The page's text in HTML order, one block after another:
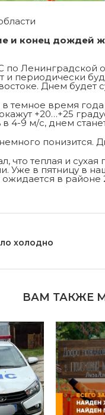
и конец дождей
Ленинградской
и периодически
Днем будет
темное время
+20…+25
4-9 м/с, днем
понизится.
что теплая и
Уже в пятницу в
ожидается в
холодно
ВАМ ТАКЖЕ